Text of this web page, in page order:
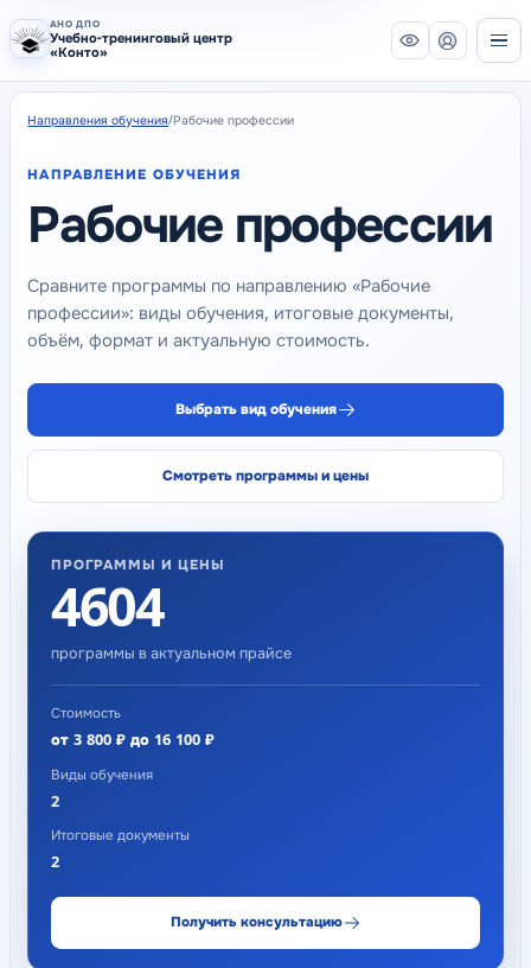
АНО ДПО
Учебно-тренинговый центр
«Конто»
Версия для
Кабинет
Направления обучения/Рабочие профессии
НАПРАВЛЕНИЕ ОБУЧЕНИЯ
Рабочие профессии
Сравните программы по направлению «Рабочие
профессии»: виды обучения, итоговые документы,
объём, формат и актуальную стоимость.
Выбрать вид обучения
Смотреть программы и цены
ПРОГРАММЫ И ЦЕНЫ
4604
программы в актуальном прайсе
Стоимость
от 3 800 ₽ до 16 100 ₽
Виды обучения
2
Итоговые документы
2
Получить консультацию